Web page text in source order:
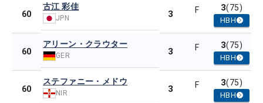
60
古江 彩佳
JPN 3 F 3(75)
HBH
60
アリーン・クラウター
GER 3 F 3(75)
HBH
60
ステファニー・メドウ
NIR 3 F 3(75)
HBH